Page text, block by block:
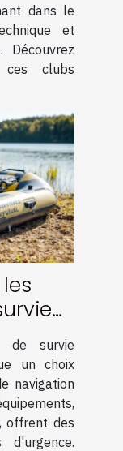
dans le
et
Découvrez
clubs
de survie
un choix
navigation
offrent des
d'urgence.